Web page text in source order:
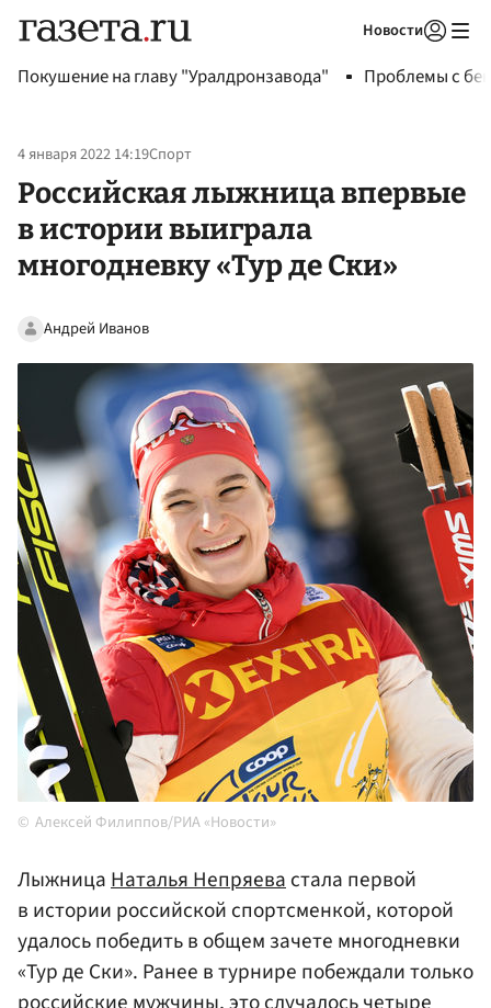
Новости
Покушение на главу "Уралдронзавода" Проблемы с
4 января 2022 14:19Спорт
Российская лыжница впервые
в истории выиграла
многодневку «Тур де Ски»
Андрей Иванов
Алексей Филиппов/РИА «Новости»
ЛыжницаНаталья Непряевастала первой
в истории российской спортсменкой, которой
удалось победить в общем зачете многодневки
«Тур де Ски». Ранее в турнире побеждали только